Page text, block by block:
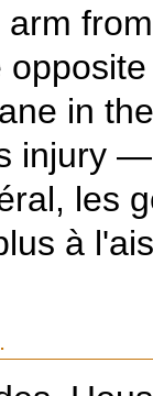
in
injury
les
à